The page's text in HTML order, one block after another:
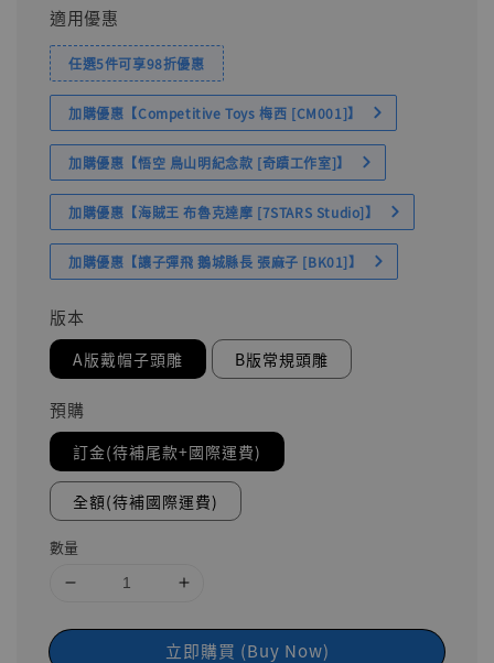
適用優惠
任選5件可享98折優惠
加購優惠【Competitive Toys 梅西 [CM001]】
加購優惠【悟空 鳥山明紀念款 [奇蹟工作室]】
加購優惠【海賊王 布魯克達摩 [7STARS Studio]】
加購優惠【讓子彈飛 鵝城縣長 張麻子 [BK01]】
版本
A版戴帽子頭雕 B版常規頭雕
預購
訂金(待補尾款+國際運費)
全額(待補國際運費)
數量
立即購買 (Buy Now)